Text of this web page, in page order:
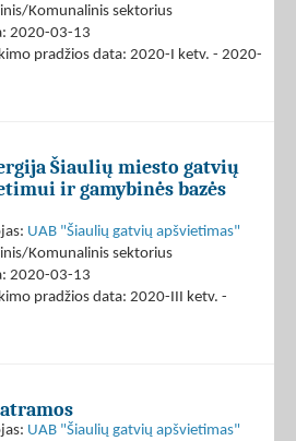
Komunalinis sektorius
2020-03-13
pradžios data: 2020-I ketv. - 2020-
Šiaulių miesto gatvių
ir gamybinės bazės
UAB "Šiaulių gatvių apšvietimas"
Komunalinis sektorius
2020-03-13
pradžios data: 2020-III ketv. -
UAB "Šiaulių gatvių apšvietimas"